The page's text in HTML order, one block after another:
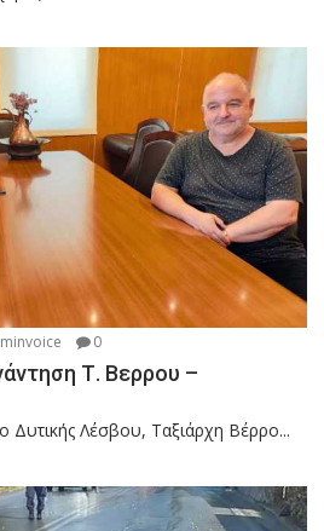
0
Τ. Βερρου –
Δυτικής Λέσβου, Ταξιάρχη Βέρρο...